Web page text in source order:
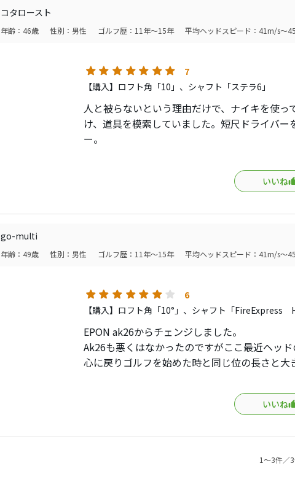
捕まったロースピンのボールが打てますので
デカヘッドドライバーが苦手な方は是非一度試
コタロースト
年齢：46歳 性別：男性 ゴルフ歴：11年～15年 平均ヘッドスピード：41m/s～
7
【購入】ロフト角「10」、シャフト「ステラ6」
人と被らないという理由だけで、ナイキを使
け、道具を模索していました。短尺ドライバ
ー。
一年近く使って来ましたが、全体的に方向性
当たった時は、270ヤード近く飛んでます。
スコアも、まとまり出し楽しくなってきました
いいね
go-multi
年齢：49歳 性別：男性 ゴルフ歴：11年～15年 平均ヘッドスピード：41m/s～
6
【購入】ロフト角「10°」、シャフト「FireExpress
EPON ak26からチェンジしました。
Ak26も悪くはなかったのですがここ最近ヘッ
心に戻りゴルフを始めた時と同じ位の長さと大
シャフトを44.5インチにし前作より1.25イン
まだ使用期間が1週間なので初ラウンドでは大
いいね
1〜3件／